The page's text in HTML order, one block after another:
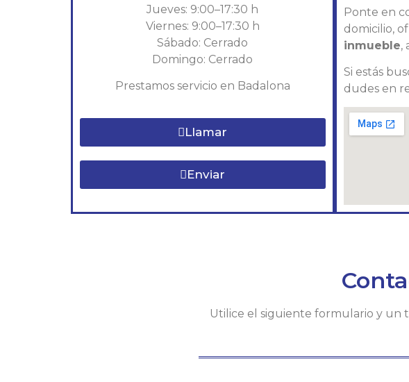
Jueves: 9:00–17:30 h
Viernes: 9:00–17:30 h
Sábado: Cerrado
Domingo: Cerrado
Prestamos servicio en Badalona
Llamar
Enviar
Ponte en
domicilio,
inmueble,
Si estás
dudes en
Utilice el siguiente formulario y un